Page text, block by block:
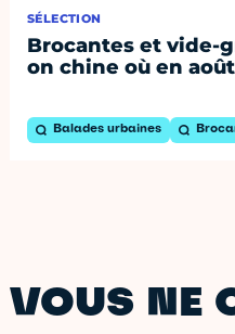
SÉLECTION
Brocantes et vide-
on chine où en
Balades urbaines
VOUS NE